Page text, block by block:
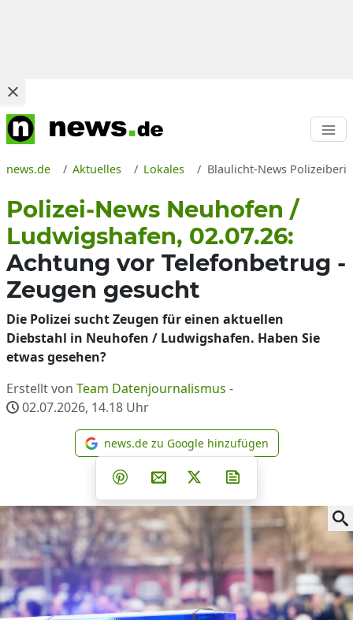
news.de Aktuelles Lokales Blaulicht-News
Polizei-News Neuhofen /
Ludwigshafen, 02.07.26:
Achtung vor Telefonbetrug -
Zeugen gesucht
Die Polizei sucht Zeugen für einen aktuellen
Diebstahl in Neuhofen / Ludwigshafen. Haben Sie
etwas gesehen?
Erstellt von Team Datenjournalismus -
02.07.2026, 14.18 Uhr
news.de zu Google
news.de zu Google hinzufügen
Teilen auf Facebook
Teilen auf Whatsapp
Teilen auf Telegram
Teilen auf Pinterest
Per E-Mail teilen
Post auf X